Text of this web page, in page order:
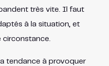
très vite. Il faut
à la situation, et
circonstance.
tendance à provoquer